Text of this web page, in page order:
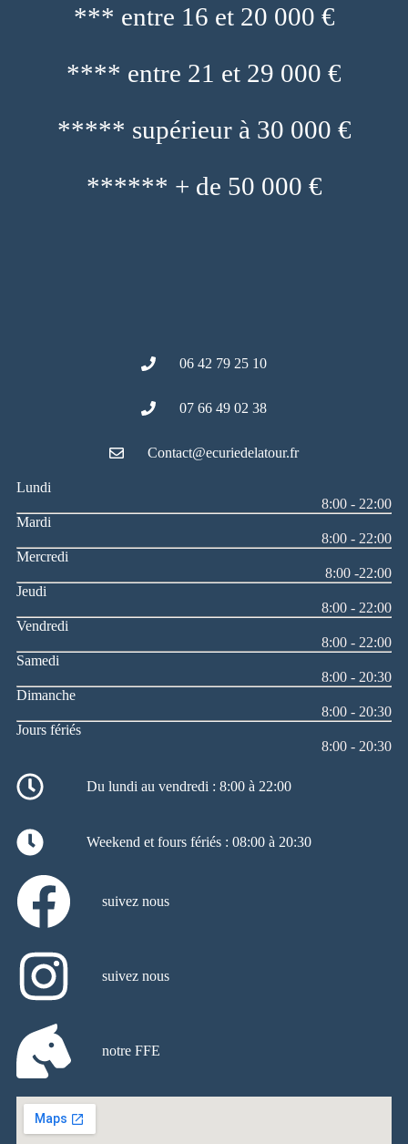
*** entre 16 et 20 000 €
**** entre 21 et 29 000 €
***** supérieur à 30 000 €
****** + de 50 000 €
06 42 79 25 10
07 66 49 02 38
Contact@ecuriedelatour.fr
Lundi
8:00 - 22:00
Mardi
8:00 - 22:00
Mercredi
8:00 -22:00
Jeudi
8:00 - 22:00
Vendredi
8:00 - 22:00
Samedi
8:00 - 20:30
Dimanche
8:00 - 20:30
Jours fériés
8:00 - 20:30
Du lundi au vendredi : 8:00 à 22:00
Weekend et fours fériés : 08:00 à 20:30
suivez nous
suivez nous
notre FFE